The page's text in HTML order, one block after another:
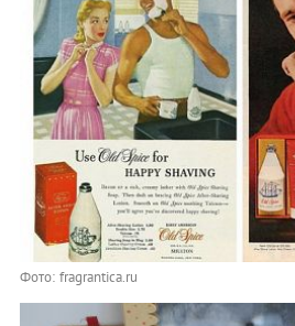
Фото: fragrantica.ru